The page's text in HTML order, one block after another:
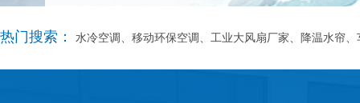
热门搜索： 水冷空调、移动环保空调、工业大风扇厂家、降温水帘